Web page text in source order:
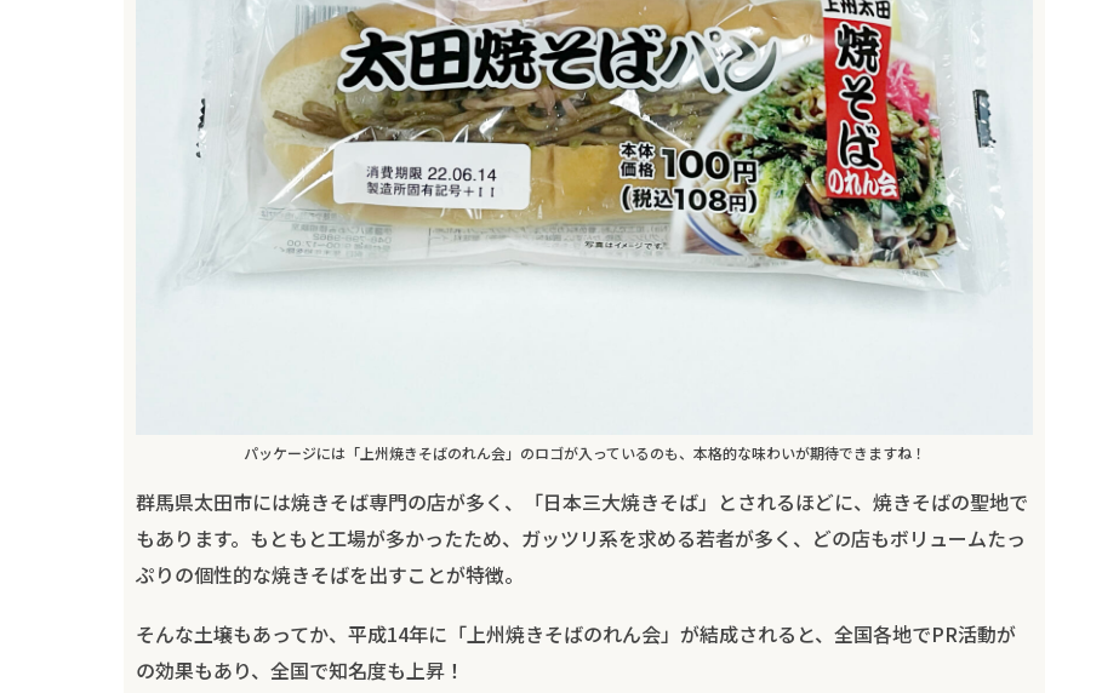
パッケージには「上州焼きそばのれん会」のロゴが入っているのも、本格的な味わいが期待できますね！
群馬県太田市には焼きそば専門の店が多く、「日本三大焼きそば」とされるほどに、焼きそばの聖地で
もあります。もともと工場が多かったため、ガッツリ系を求める若者が多く、どの店もボリュームたっ
ぷりの個性的な焼きそばを出すことが特徴。
そんな土壌もあってか、平成14年に「上州焼きそばのれん会」が結成されると、全国各地でPR活動が
の効果もあり、全国で知名度も上昇！